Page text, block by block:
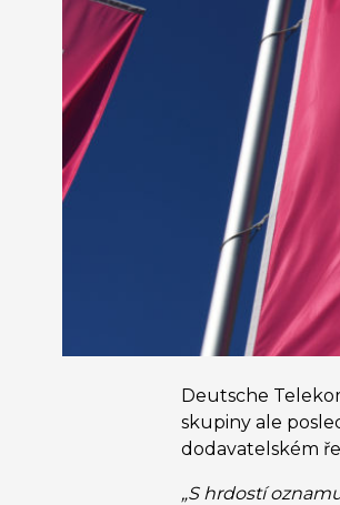
Deutsche
skupiny ale
dodavatelském
„S hrdostí